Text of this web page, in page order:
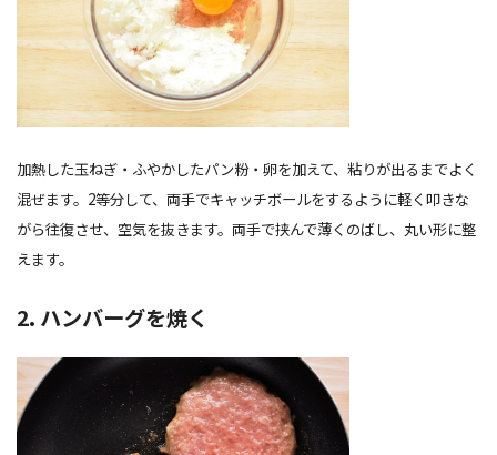
加熱した玉ねぎ・ふやかしたパン粉・卵を加えて、粘りが出るまでよく
混ぜます。2等分して、両手でキャッチボールをするように軽く叩きな
がら往復させ、空気を抜きます。両手で挟んで薄くのばし、丸い形に整
えます。
2. ハンバーグを焼く